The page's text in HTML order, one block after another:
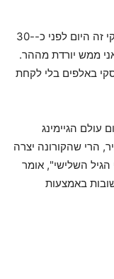
מציאות מדומה: "בפעם האחרונה שעשיתי סקי זה היום לפני כ-30-
ממש יורדת מההר.
באלפים בלי לקחת
עולם הגיימינג
הרי שהקורונה יצרה
השלישי", אומר
באמצעות